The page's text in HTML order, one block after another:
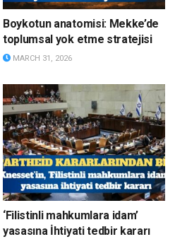
Boykotun anatomisi: Mekke’de
toplumsal yok etme stratejisi
MARCH 31, 2026
‘Filistinli mahkumlara idam’
yasasına İhtiyati tedbir kararı